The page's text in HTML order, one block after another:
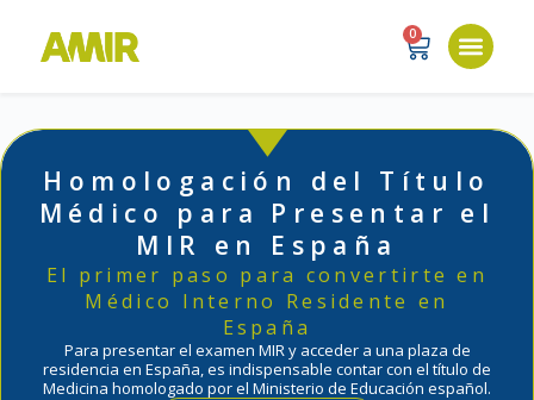
0
Homologación del Título
Médico para Presentar el
MIR en España
El primer paso para convertirte en
Médico Interno Residente en
España
Para presentar el examen MIR y acceder a una plaza de
residencia en España, es indispensable contar con el título de
Medicina homologado por el Ministerio de Educación español.